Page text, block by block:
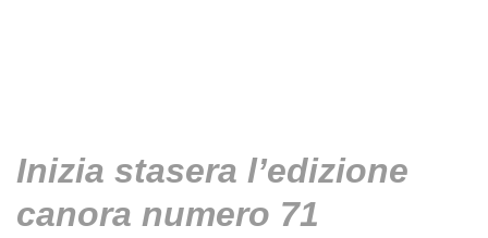
Inizia stasera l’edizione
canora numero 71